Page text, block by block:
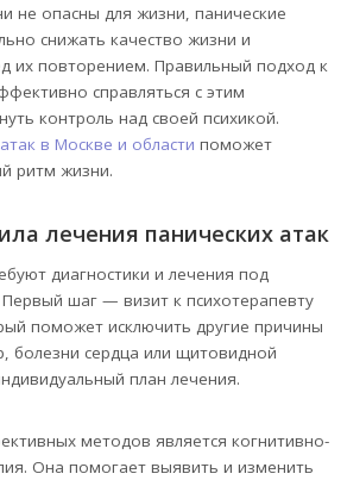
не опасны для жизни, панические
снижать качество жизни и
их повторением. Правильный подход к
справляться с этим
контроль над своей психикой.
в Москве и области поможет
ритм жизни.
лечения панических атак
диагностики и лечения под
шаг — визит к психотерапевту
поможет исключить другие причины
болезни сердца или щитовидной
план лечения.
методов является когнитивно-
Она помогает выявить и изменить